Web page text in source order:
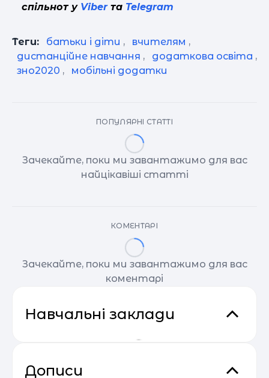
спільнот у Viberта Telegram
Теги: батьки і діти , вчителям ,
дистанційне навчання , додаткова освіта ,
зно2020 , мобільні додатки
ПОПУЛЯРНІ СТАТТІ
Зачекайте, поки ми завантажимо для вас
найцікавіші статті
КОМЕНТАРІ
Зачекайте, поки ми завантажимо для вас
коментарі
Навчальні заклади
Дописи